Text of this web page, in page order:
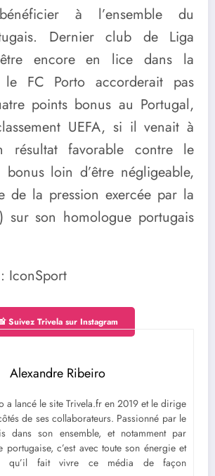
à l’ensemble du
Dernier club de Liga
encore en lice dans la
le FC Porto accorderait pas
points bonus au Portugal,
UEFA, si il venait à
résultat favorable contre le
bonus loin d’être négligeable,
de la pression exercée par la
sur son homologue portugais
IconSport
Suivez Trivela sur Instagram
Alexandre Ribeiro
a lancé le site Trivela.fr en 2019 et le dirige
de ses collaborateurs. Passionné par le
dans son ensemble, et notamment par
portugaise, c’est avec toute son énergie et
qu’il fait vivre ce média de façon